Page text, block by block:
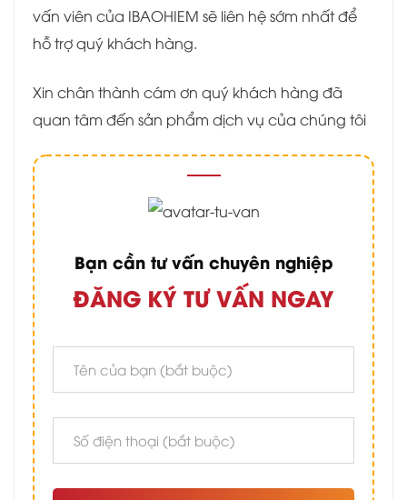
vấn viên của IBAOHIEM sẽ liên hệ sớm nhất để
hỗ trợ quý khách hàng.
Xin chân thành cám ơn quý khách hàng đã
quan tâm đến sản phẩm dịch vụ của chúng tôi
Bạn cần tư vấn chuyên nghiệp
ĐĂNG KÝ TƯ VẤN NGAY